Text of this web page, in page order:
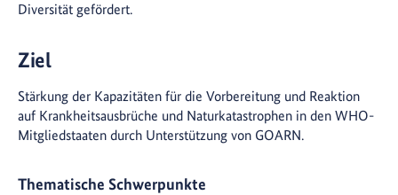
Diversität gefördert.
Ziel
Stärkung der Kapazitäten für die Vorbereitung und Reaktion
auf Krankheitsausbrüche und Naturkatastrophen in den WHO-
Mitgliedstaaten durch Unterstützung von GOARN.
Thematische Schwerpunkte